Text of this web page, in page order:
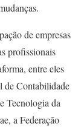
de empresas
profissionais
entre eles
de Contabilidade
Tecnologia da
a Federação